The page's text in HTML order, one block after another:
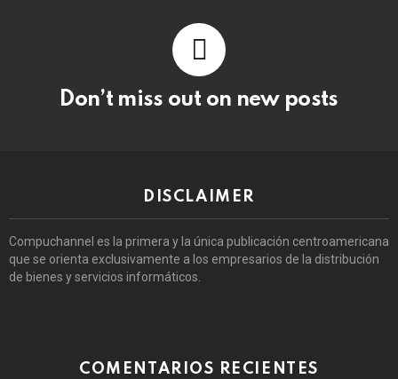
Don’t miss out on new posts
DISCLAIMER
Compuchannel es la primera y la única publicación centroamericana
que se orienta exclusivamente a los empresarios de la distribución
de bienes y servicios informáticos.
COMENTARIOS RECIENTES